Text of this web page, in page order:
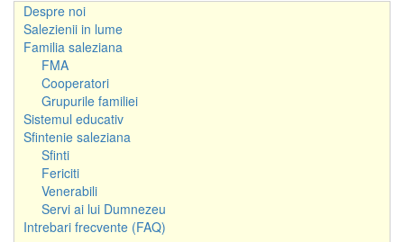
Despre noi
Salezienii in lume
Familia saleziana
FMA
Cooperatori
Grupurile familiei
Sistemul educativ
Sfintenie saleziana
Sfinti
Fericiti
Venerabili
Servi ai lui Dumnezeu
Intrebari frecvente (FAQ)